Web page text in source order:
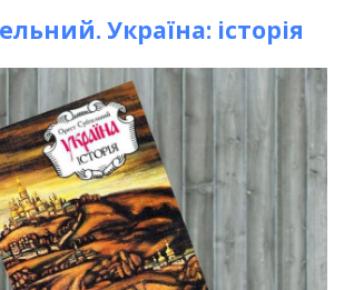
Україна: історія